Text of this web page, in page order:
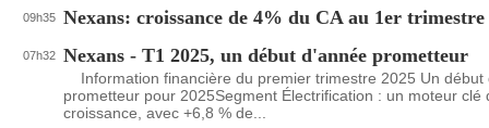
09h35 Nexans: croissance de 4% du CA au 1er trimestre
07h32 Nexans - T1 2025, un début d'année prometteur
Information financière du premier trimestre 2025 Un début
prometteur pour 2025Segment Électrification : un moteur clé
croissance, avec +6,8 % de...